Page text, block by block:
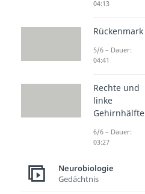
04:13
Rückenmark
5/6 – Dauer:
04:41
Rechte und
linke
Gehirnhälfte
6/6 – Dauer:
03:27
Neurobiologie
Gedächtnis